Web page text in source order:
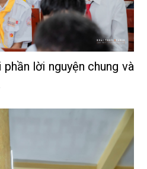
lời nguyện chung và